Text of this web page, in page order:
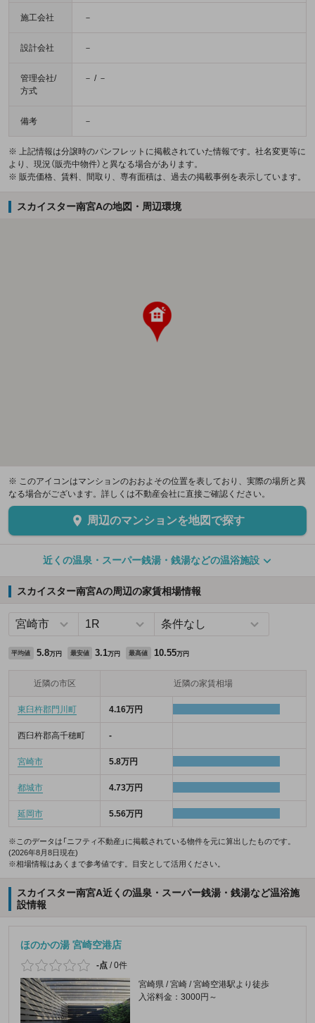
施工会社 －
設計会社 －
管理会社/
方式
－ / －
備考 －
※ 上記情報は分譲時のパンフレットに掲載されていた情報です。社名変更等に
より、現況（販売中物件）と異なる場合があります。
※ 販売価格、賃料、間取り、専有面積は、過去の掲載事例を表示しています。
スカイスター南宮Aの地図・周辺環境
※ このアイコンはマンションのおおよその位置を表しており、実際の場所と異
なる場合がございます。詳しくは不動産会社に直接ご確認ください。
周辺のマンションを地図で探す
近くの温泉・スーパー銭湯・銭湯などの温浴施設
スカイスター南宮Aの周辺の家賃相場情報
平均値 5.8万円 最安値 3.1万円 最高値 10.55万円
近隣の市区 近隣の家賃相場
東臼杵郡門川町 4.16万円
西臼杵郡高千穂町 -
宮崎市 5.8万円
都城市 4.73万円
延岡市 5.56万円
※このデータは「ニフティ不動産」に掲載されている物件を元に算出したものです。
(2026年8月8日現在)
※相場情報はあくまで参考値です。目安として活用ください。
スカイスター南宮A近くの温泉・スーパー銭湯・銭湯など温浴施
設情報
ほのかの湯 宮崎空港店
-点 /0件
宮崎県 / 宮崎 / 宮崎空港駅より徒歩
入浴料金：3000円～